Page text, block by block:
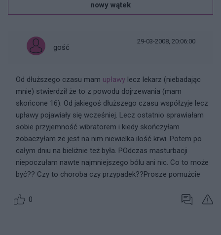
nowy wątek
gość
29-03-2008, 20:06:00
Od dłuższego czasu mam upławy lecz lekarz (niebadając
mnie) stwierdził że to z powodu dojrzewania (mam
skońcone 16). Od jakiegoś dłuższego czasu współzyje lecz
upławy pojawiały się wcześniej. Lecz ostatnio sprawiałam
sobie przyjemność wibratorem i kiedy skończyłam
zobaczyłam ze jest na nim niewielka ilość krwi. Potem po
całym dniu na bieliżnie też była. POdczas masturbacji
niepoczułam nawte najmniejszego bólu ani nic. Co to może
być?? Czy to choroba czy przypadek??Prosze pomużcie
0